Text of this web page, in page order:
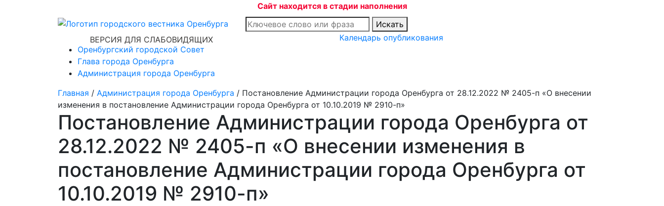
Сайт находится в стадии наполнения
Искать
ВЕРСИЯ ДЛЯ СЛАБОВИДЯЩИХ
Календарь опубликования
Оренбургский городской Совет
Глава города Оренбурга
Администрация города Оренбурга
Главная / Администрация города Оренбурга / Постановление Администрации города Оренбурга от 28.12.2022 № 2405-п «О внесении
изменения в постановление Администрации города Оренбурга от 10.10.2019 № 2910-п»
Постановление Администрации города Оренбурга от
28.12.2022 № 2405-п «О внесении изменения в
постановление Администрации города Оренбурга от
10.10.2019 № 2910-п»